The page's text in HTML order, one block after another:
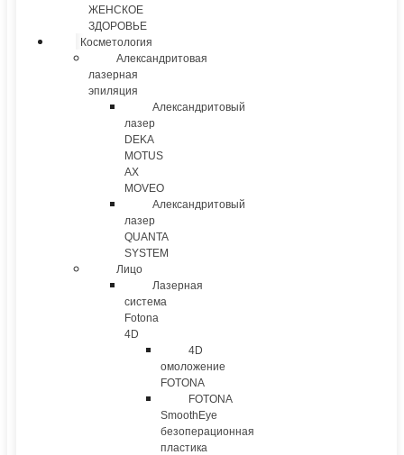
ЖЕНСКОЕ
ЗДОРОВЬЕ
Косметология
Александритовая
лазерная
эпиляция
Александритовый
лазер
DEKA
MOTUS
AX
MOVEO
Александритовый
лазер
QUANTA
SYSTEM
Лицо
Лазерная
система
Fotona
4D
4D
омоложение
FOTONA
FOTONA
SmoothEye
безоперационная
пластика